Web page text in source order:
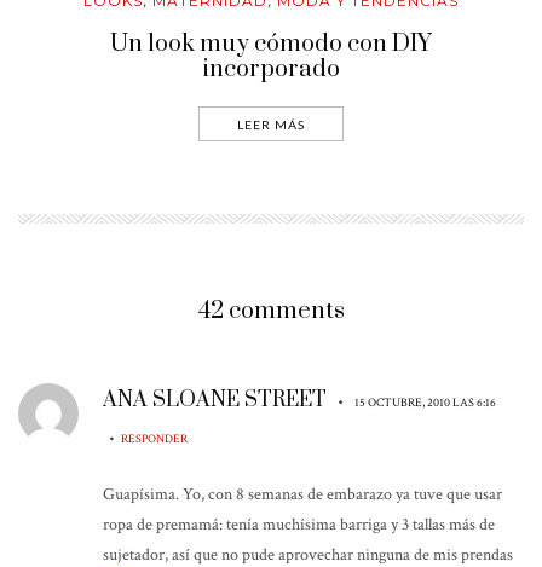
Un look muy cómodo con DIY
incorporado
LEER MÁS
42 comments
ANA SLOANE STREET • 15 OCTUBRE, 2010 LAS 6:16
• RESPONDER
Guapísima. Yo, con 8 semanas de embarazo ya tuve que usar
ropa de premamá: tenía muchísima barriga y 3 tallas más de
sujetador, así que no pude aprovechar ninguna de mis prendas